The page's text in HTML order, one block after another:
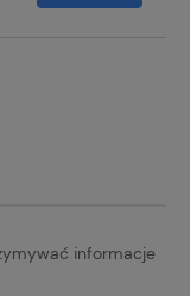
informacje